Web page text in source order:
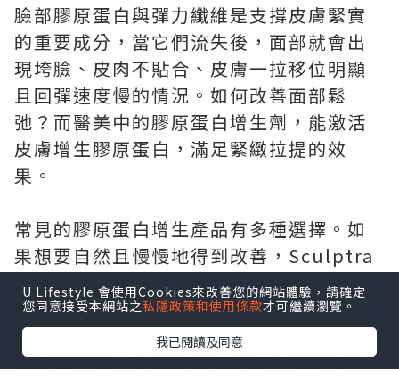
臉部膠原蛋白與彈力纖維是支撐皮膚緊實
的重要成分，當它們流失後，面部就會出
現垮臉、皮肉不貼合、皮膚一拉移位明顯
且回彈速度慢的情況。如何改善面部鬆
弛？而醫美中的膠原蛋白增生劑，能激活
皮膚增生膠原蛋白，滿足緊緻拉提的效
果。
常見的膠原蛋白增生產品有多種選擇。如
果想要自然且慢慢地得到改善，Sculptra
是不錯的選擇，它含有聚左旋乳酸PLLA，
按照療程使用，維持時間可達25個月。還
有AestheFill，其成分爲PLA，作爲新一
代的童顏針，多變的打法既能實現即時填
U Lifestyle 會使用Cookies來改善您的網站體驗，請確定
您同意接受本網站之私隱政策和使用條款才可繼續瀏覽。
我已閱讀及同意